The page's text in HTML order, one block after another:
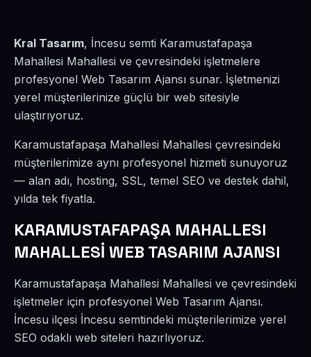
Kral Tasarım, İncesu semti Karamustafapaşa
Mahallesi Mahallesi ve çevresindeki işletmelere
profesyonel Web Tasarım Ajansı sunar. İşletmenizi
yerel müşterilerinize güçlü bir web sitesiyle
ulaştırıyoruz.
Karamustafapaşa Mahallesi Mahallesi çevresindeki
müşterilerimize aynı profesyonel hizmeti sunuyoruz
— alan adı, hosting, SSL, temel SEO ve destek dahil,
yılda tek fiyatla.
KARAMUSTAFAPAŞA MAHALLESI
MAHALLESİ WEB TASARIM AJANSI
Karamustafapaşa Mahallesi Mahallesi ve çevresindeki
işletmeler için profesyonel Web Tasarım Ajansı.
İncesu ilçesi İncesu semtindeki müşterilerimize yerel
SEO odaklı web siteleri hazırlıyoruz.